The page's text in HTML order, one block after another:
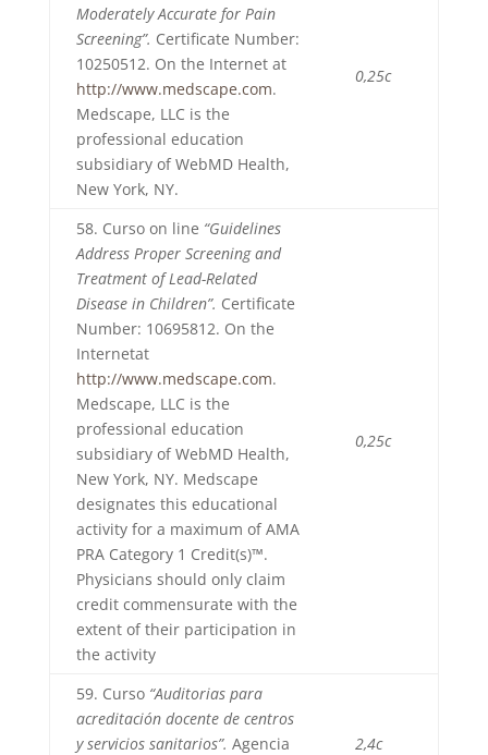
Moderately Accurate for Pain
Screening”. Certificate Number:
10250512. On the Internet at
http://www.medscape.com.
Medscape, LLC is the
professional education
subsidiary of WebMD Health,
New York, NY.
0,25c
58. Curso on line “Guidelines
Address Proper Screening and
Treatment of Lead-Related
Disease in Children”. Certificate
Number: 10695812. On the
Internetat
http://www.medscape.com.
Medscape, LLC is the
professional education
subsidiary of WebMD Health,
New York, NY. Medscape
designates this educational
activity for a maximum of AMA
PRA Category 1 Credit(s)™.
Physicians should only claim
credit commensurate with the
extent of their participation in
the activity
0,25c
59. Curso “Auditorias para
acreditación docente de centros
y servicios sanitarios”. Agencia
2,4c